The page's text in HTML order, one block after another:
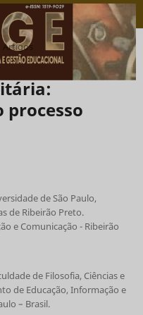
Artigos
processo
de São Paulo,
de Ribeirão Preto.
e Comunicação - Ribeirão
de Filosofia, Ciências e
de Educação, Informação e
– Brasil.